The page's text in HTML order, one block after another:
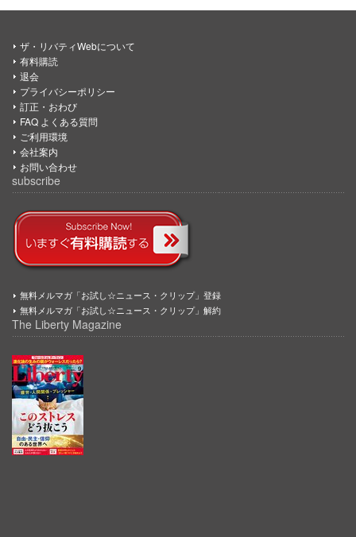
ザ・リバティWebについて
有料購読
退会
プライバシーポリシー
訂正・おわび
FAQ よくある質問
ご利用環境
会社案内
お問い合わせ
subscribe
無料メルマガ「お試し☆ニュース・クリップ」登録
無料メルマガ「お試し☆ニュース・クリップ」解約
The Liberty Magazine